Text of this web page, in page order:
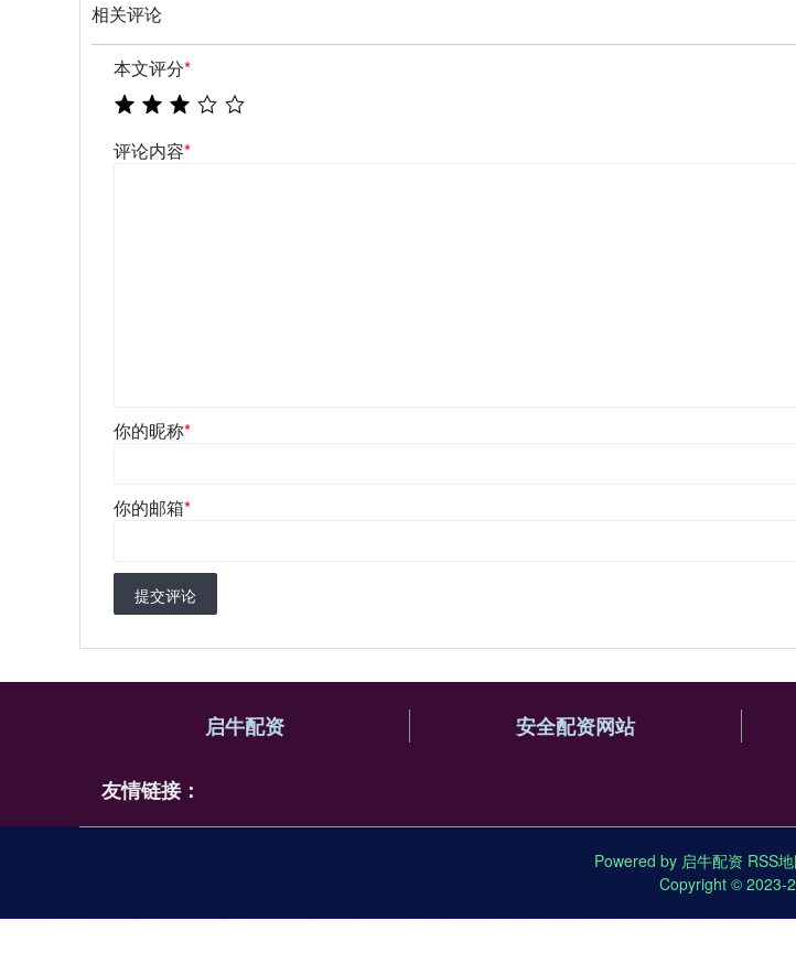
相关评论
本文评分*
评论内容*
你的昵称*
你的邮箱*
提交评论
启牛配资 安全配资网站
友情链接：
Powered by 启牛配资 RSS
Copyright © 2023-